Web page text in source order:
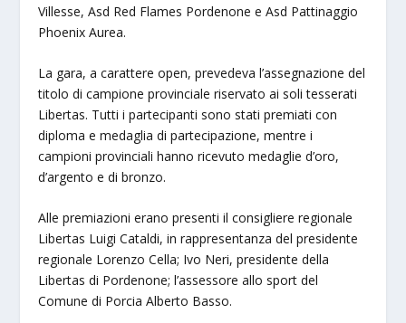
Villesse, Asd Red Flames Pordenone e Asd Pattinaggio
Phoenix Aurea.
La gara, a carattere open, prevedeva l’assegnazione del
titolo di campione provinciale riservato ai soli tesserati
Libertas. Tutti i partecipanti sono stati premiati con
diploma e medaglia di partecipazione, mentre i
campioni provinciali hanno ricevuto medaglie d’oro,
d’argento e di bronzo.
Alle premiazioni erano presenti il consigliere regionale
Libertas Luigi Cataldi, in rappresentanza del presidente
regionale Lorenzo Cella; Ivo Neri, presidente della
Libertas di Pordenone; l’assessore allo sport del
Comune di Porcia Alberto Basso.